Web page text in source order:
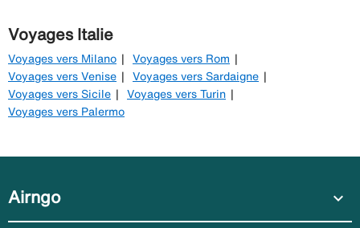
Voyages Italie
Voyages vers Milano
Voyages vers Rom
Voyages vers Venise
Voyages vers Sardaigne
Voyages vers Sicile
Voyages vers Turin
Voyages vers Palermo
Airngo expand_more